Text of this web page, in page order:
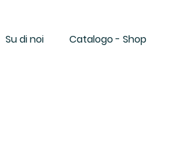
Su di noi Catalogo - Shop